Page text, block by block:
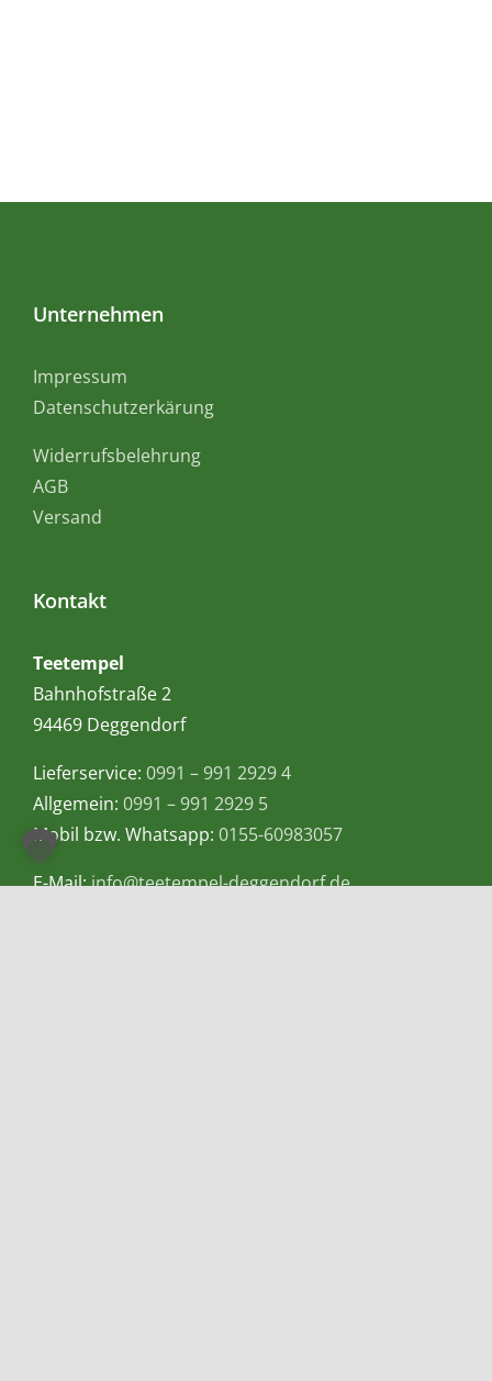
Unternehmen
Impressum
Datenschutzerkärung
Widerrufsbelehrung
AGB
Versand
Kontakt
Teetempel
Bahnhofstraße 2
94469 Deggendorf
Lieferservice: 0991 – 991 2929 4
Allgemein: 0991 – 991 2929 5
Mobil bzw. Whatsapp: 0155-60983057
E-Mail:info@teetempel-deggendorf.de